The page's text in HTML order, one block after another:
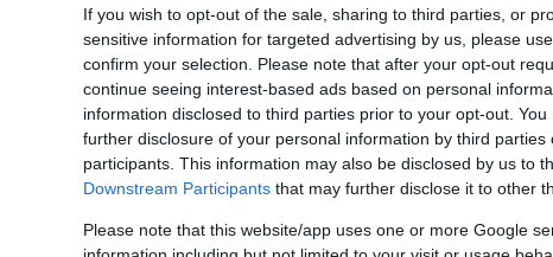
If you wish to opt-out of the sale, sharing to third parties, or
sensitive information for targeted advertising by us, please
confirm your selection. Please note that after your opt-out
continue seeing interest-based ads based on personal
information disclosed to third parties prior to your opt-out.
further disclosure of your personal information by third parties
participants. This information may also be disclosed by us to
Downstream Participants that may further disclose it to other
Please note that this website/app uses one or more Google